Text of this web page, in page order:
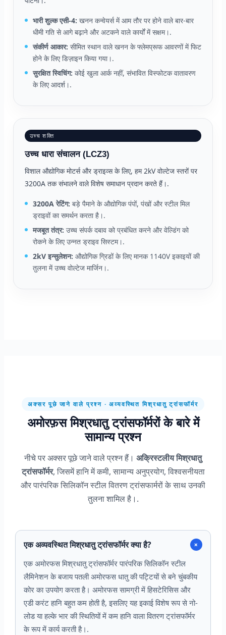
भारी शुल्क एसी-4: खनन कन्वेयर्स में आम तौर पर होने वाले बार-बार
धीमी गति से आगे बढ़ाने और अटकने वाले कार्यों में सक्षम।.
संकीर्ण आकार: सीमित स्थान वाले खनन के फ्लेमप्रूफ आवरणों में फिट
होने के लिए डिज़ाइन किया गया।.
सुरक्षित स्विचिंग: कोई खुला आर्क नहीं, संभावित विस्फोटक वातावरण
के लिए आदर्श।.
उच्च शक्ति
उच्च धारा संचालन (LCZ3)
विशाल औद्योगिक मोटर्स और ड्राइव्स के लिए, हम 2kV वोल्टेज स्तरों पर
3200A तक संभालने वाले विशेष समाधान प्रदान करते हैं।.
3200A रेटिंग: बड़े पैमाने के औद्योगिक पंपों, पंखों और स्टील मिल
ड्राइवों का समर्थन करता है।.
मजबूत तंत्र: उच्च संपर्क दबाव को प्रबंधित करने और वेल्डिंग को
रोकने के लिए उन्नत ड्राइव सिस्टम।.
2kV इन्सुलेशन: औद्योगिक ग्रिडों के लिए मानक 1140V इकाइयों की
तुलना में उच्च वोल्टेज मार्जिन।.
अक्सर पूछे जाने वाले प्रश्न · अव्यवस्थित मिश्रधातु ट्रांसफॉर्मर
अमोरफ़स मिश्रधातु ट्रांसफॉर्मरों के बारे में
सामान्य प्रश्न
नीचे पर अक्सर पूछे जाने वाले प्रश्न हैं। अक्रिस्टलीय मिश्रधातु
ट्रांसफॉर्मर, जिसमें हानि में कमी, सामान्य अनुप्रयोग, विश्वसनीयता
और पारंपरिक सिलिकॉन स्टील वितरण ट्रांसफार्मरों के साथ उनकी
तुलना शामिल है।.
एक अव्यवस्थित मिश्रधातु ट्रांसफॉर्मर क्या है? +
एक अमोरफस मिश्रधातु ट्रांसफॉर्मर पारंपरिक सिलिकॉन स्टील
लैमिनेशन के बजाय पतली अमोरफस धातु की पट्टियों से बने चुंबकीय
कोर का उपयोग करता है। अमोरफस सामग्री में हिसटेरिसिस और
एडी करंट हानि बहुत कम होती है, इसलिए यह इकाई विशेष रूप से नो-
लोड या हल्के भार की स्थितियों में कम हानि वाला वितरण ट्रांसफॉर्मर
के रूप में कार्य करती है।.